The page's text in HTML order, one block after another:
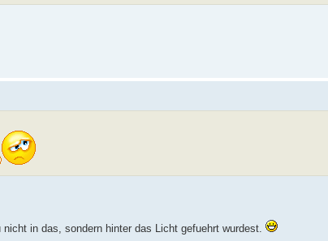
in das, sondern hinter das Licht gefuehrt wurdest.